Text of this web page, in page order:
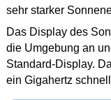
sehr starker
Das Display des
die Umgebung an
Standard-Display.
ein Gigahertz